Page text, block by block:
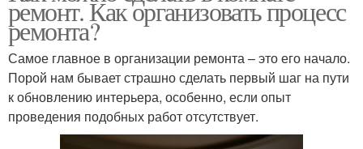
ремонт. Как организовать процесс
ремонта?
Самое главное в организации ремонта – это его начало.
Порой нам бывает страшно сделать первый шаг на пути
к обновлению интерьера, особенно, если опыт
проведения подобных работ отсутствует.